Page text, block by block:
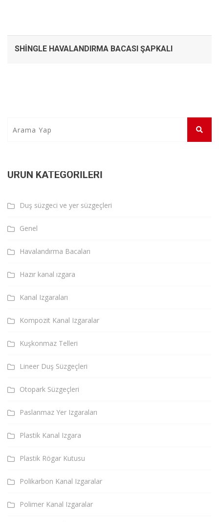
SHINGLE HAVALANDIRMA BACASI ŞAPKALI
ÜRÜN KATEGORILERI
Duş süzgeci ve yer süzgeçleri
Genel
Havalandırma Bacaları
Hazır kanal ızgara
Kanal Izgaraları
Kompozit Kanal Izgaralar
Kuşkonmaz Telleri
Lineer Duş Süzgeçleri
Otopark Süzgeçleri
Paslanmaz Yer Izgaraları
Plastik Kanal Izgara
Plastik Rögar Kutusu
Polikarbon Kanal Izgaralar
Polimer Kanal Izgaralar